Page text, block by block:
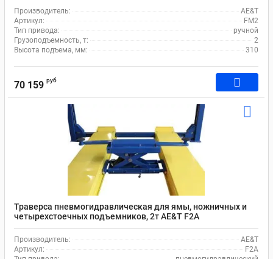
Производитель:
AE&T
Артикул:
FM2
Тип привода:
ручной
Грузоподъемность, т:
2
Высота подъема, мм:
310
70 159 руб
Траверса пневмогидравлическая для ямы, ножничных и
четырехстоечных подъемников, 2т AE&T F2A
Производитель:
AE&T
Артикул:
F2A